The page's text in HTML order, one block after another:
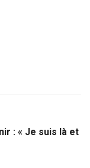
: « Je suis là et